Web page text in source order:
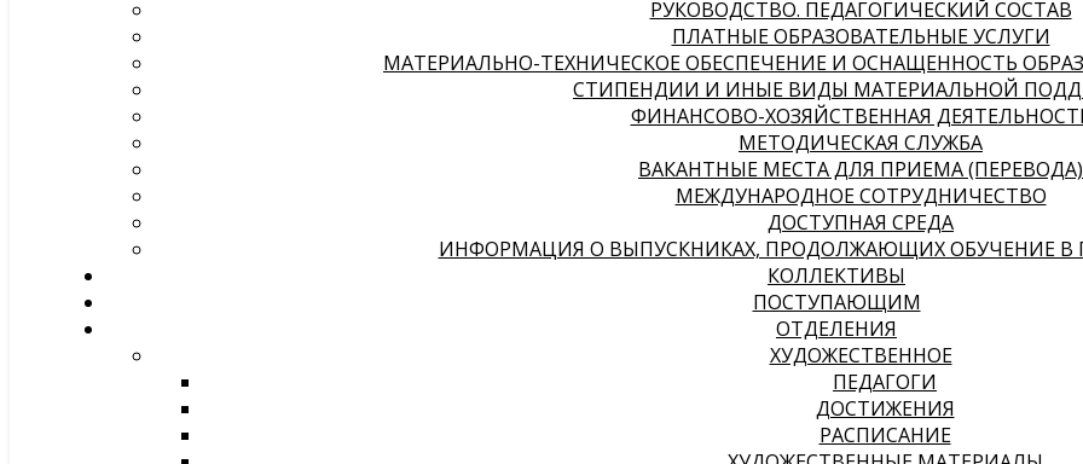
РУКОВОДСТВО. ПЕДАГОГИЧЕСКИЙ СОСТАВ
ПЛАТНЫЕ ОБРАЗОВАТЕЛЬНЫЕ УСЛУГИ
МАТЕРИАЛЬНО-ТЕХНИЧЕСКОЕ ОБЕСПЕЧЕНИЕ И ОСНАЩЕННОСТЬ
СТИПЕНДИИ И ИНЫЕ ВИДЫ МАТЕРИАЛЬНОЙ
ФИНАНСОВО-ХОЗЯЙСТВЕННАЯ
МЕТОДИЧЕСКАЯ СЛУЖБА
ВАКАНТНЫЕ МЕСТА ДЛЯ ПРИЕМА (ПЕРЕВОДА)
МЕЖДУНАРОДНОЕ СОТРУДНИЧЕСТВО
ДОСТУПНАЯ СРЕДА
ИНФОРМАЦИЯ О ВЫПУСКНИКАХ, ПРОДОЛЖАЮЩИХ ОБУЧЕНИЕ В
КОЛЛЕКТИВЫ
ПОСТУПАЮЩИМ
ОТДЕЛЕНИЯ
ХУДОЖЕСТВЕННОЕ
ПЕДАГОГИ
ДОСТИЖЕНИЯ
РАСПИСАНИЕ